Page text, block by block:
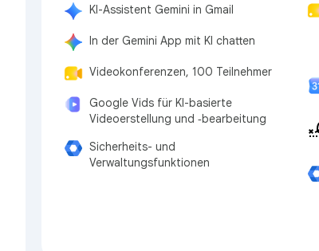
KI-Assistent Gemini in Gmail
In der Gemini App mit KI chatten
Videokonferenzen, 100 Teilnehmer
Google Vids für KI-basierte
Videoerstellung und ‑bearbeitung
Sicherheits- und
Verwaltungsfunktionen